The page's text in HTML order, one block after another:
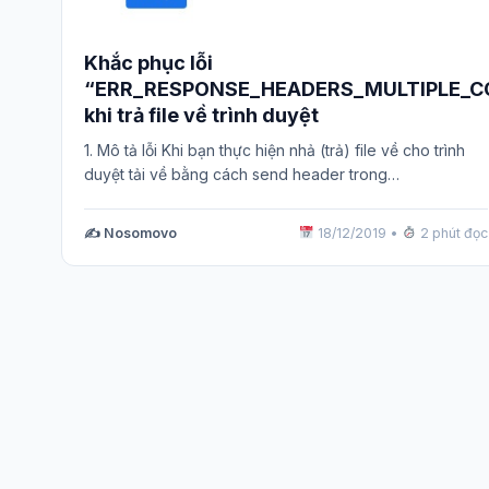
Khắc phục lỗi
khi trả file về trình duyệt
1. Mô tả lỗi Khi bạn thực hiện nhả (trả) file về cho trình
duyệt tải về bằng cách send header trong…
✍️ Nosomovo 18/12/2019 • 2 phút đọc